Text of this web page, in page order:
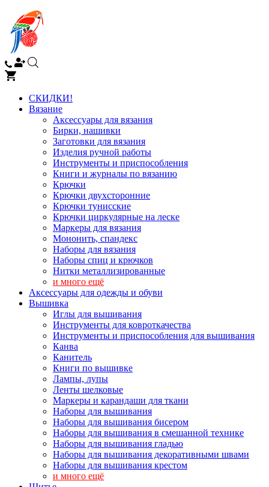
СКИДКИ!
Вязание
Аксессуары для вязания
Бирки, нашивки
Заготовки для вязания
Изделия ручной работы
Инструменты и приспособления
Книги и журналы по вязанию
Крючки
Крючки двухсторонние
Крючки тунисские
Крючки циркулярные на леске
Маркеры для вязания
Мононить, спандекс
Наборы для вязания
Наборы спиц и крючков
Нитки металлизированные
и много ещё
Аксессуары для одежды и обуви
Вышивка
Иглы для вышивания
Инструменты для ковроткачества
Инструменты и приспособления для вышивания
Канва
Канитель
Книги по вышивке
Лампы, лупы
Ленты шелковые
Маркеры и карандаши для ткани
Наборы для вышивания
Наборы для вышивания бисером
Наборы для вышивания в смешанной технике
Наборы для вышивания гладью
Наборы для вышивания декоративными швами
Наборы для вышивания крестом
и много ещё